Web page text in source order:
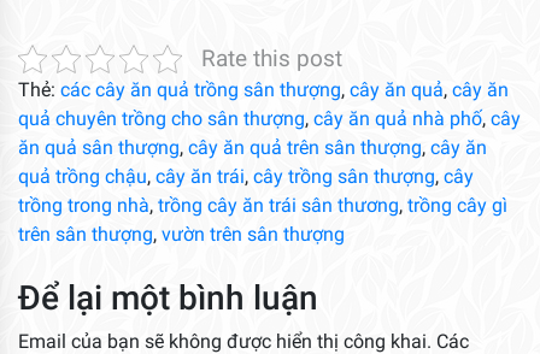
Rate this post
Thẻ: các cây ăn quả trồng sân thượng, cây ăn quả, cây ăn
quả chuyên trồng cho sân thượng, cây ăn quả nhà phố, cây
ăn quả sân thượng, cây ăn quả trên sân thượng, cây ăn
quả trồng chậu, cây ăn trái, cây trồng sân thượng, cây
trồng trong nhà, trồng cây ăn trái sân thương, trồng cây gì
trên sân thượng, vườn trên sân thượng
Để lại một bình luận
Email của bạn sẽ không được hiển thị công khai. Các